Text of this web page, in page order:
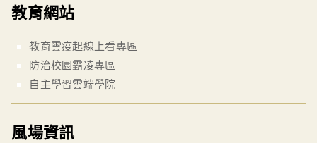
教育網站
教育雲疫起線上看專區
防治校園霸凌專區
自主學習雲端學院
風場資訊